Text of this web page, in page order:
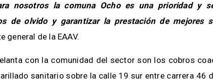
nosotros la comuna Ocho es una prioridad y
de olvido y garantizar la prestación de mejores
general de la EAAV.
con la comunidad del sector son los cobros
sanitario sobre la calle 19 sur entre carrera 46